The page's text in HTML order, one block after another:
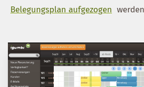
Belegungsplan aufgezogen